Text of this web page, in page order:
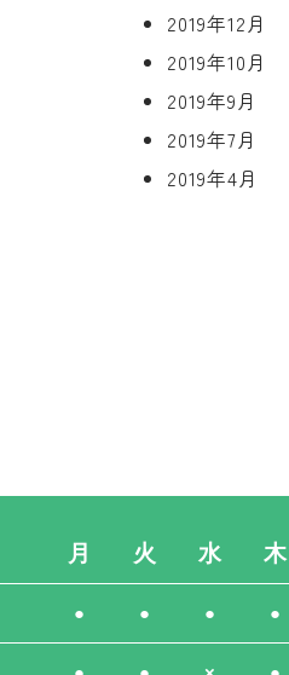
2019年12月
2019年10月
2019年9月
2019年7月
2019年4月
月 火 水 木
● ● ● ●